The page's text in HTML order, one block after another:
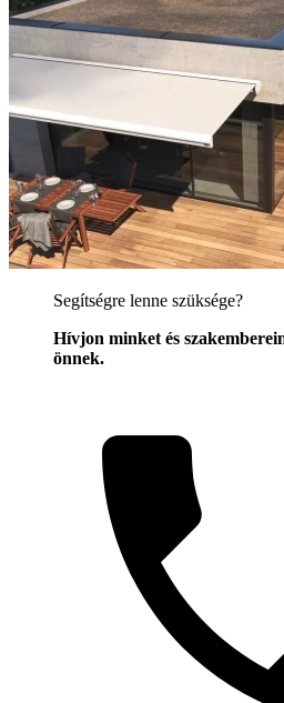
Segítségre lenne szüksége?
Hívjon minket és
önnek.